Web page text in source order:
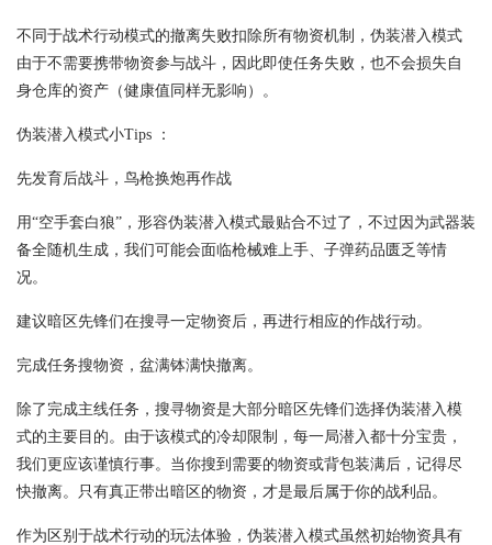
不同于战术行动模式的撤离失败扣除所有物资机制，伪装潜入模式
由于不需要携带物资参与战斗，因此即使任务失败，也不会损失自
身仓库的资产（健康值同样无影响）。
伪装潜入模式小Tips ：
先发育后战斗，鸟枪换炮再作战
用“空手套白狼”，形容伪装潜入模式最贴合不过了，不过因为武器装
备全随机生成，我们可能会面临枪械难上手、子弹药品匮乏等情
况。
建议暗区先锋们在搜寻一定物资后，再进行相应的作战行动。
完成任务搜物资，盆满钵满快撤离。
除了完成主线任务，搜寻物资是大部分暗区先锋们选择伪装潜入模
式的主要目的。由于该模式的冷却限制，每一局潜入都十分宝贵，
我们更应该谨慎行事。当你搜到需要的物资或背包装满后，记得尽
快撤离。只有真正带出暗区的物资，才是最后属于你的战利品。
作为区别于战术行动的玩法体验，伪装潜入模式虽然初始物资具有